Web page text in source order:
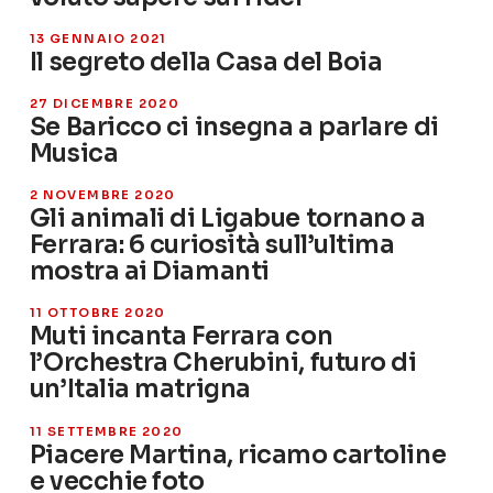
13 GENNAIO 2021
Il segreto della Casa del Boia
27 DICEMBRE 2020
Se Baricco ci insegna a parlare di
Musica
2 NOVEMBRE 2020
Gli animali di Ligabue tornano a
Ferrara: 6 curiosità sull’ultima
mostra ai Diamanti
11 OTTOBRE 2020
Muti incanta Ferrara con
l’Orchestra Cherubini, futuro di
un’Italia matrigna
11 SETTEMBRE 2020
Piacere Martina, ricamo cartoline
e vecchie foto